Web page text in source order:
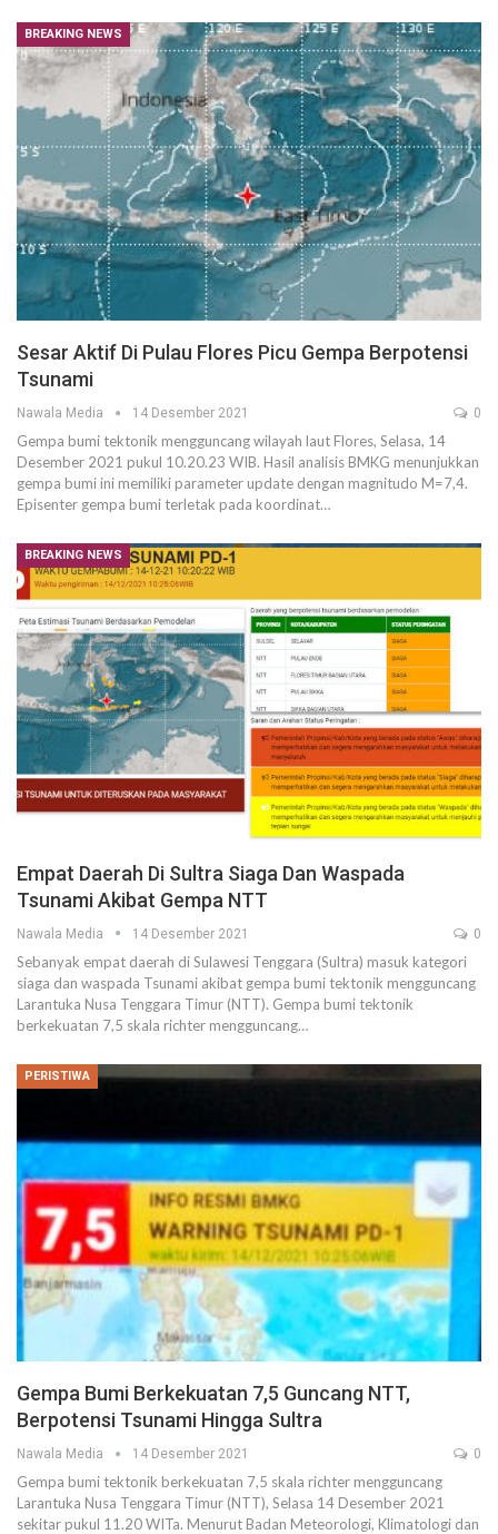
BREAKING NEWS
Sesar Aktif Di Pulau Flores Picu Gempa Berpotensi
Tsunami
Nawala Media 14 Desember 2021 0
Gempa bumi tektonik mengguncang wilayah laut Flores, Selasa, 14
Desember 2021 pukul 10.20.23 WIB. Hasil analisis BMKG menunjukkan
gempa bumi ini memiliki parameter update dengan magnitudo M=7,4.
Episenter gempa bumi terletak pada koordinat…
BREAKING NEWS
Empat Daerah Di Sultra Siaga Dan Waspada
Tsunami Akibat Gempa NTT
Nawala Media 14 Desember 2021 0
Sebanyak empat daerah di Sulawesi Tenggara (Sultra) masuk kategori
siaga dan waspada Tsunami akibat gempa bumi tektonik mengguncang
Larantuka Nusa Tenggara Timur (NTT). Gempa bumi tektonik
berkekuatan 7,5 skala richter mengguncang…
PERISTIWA
Gempa Bumi Berkekuatan 7,5 Guncang NTT,
Berpotensi Tsunami Hingga Sultra
Nawala Media 14 Desember 2021 0
Gempa bumi tektonik berkekuatan 7,5 skala richter mengguncang
Larantuka Nusa Tenggara Timur (NTT), Selasa 14 Desember 2021
sekitar pukul 11.20 WITa. Menurut Badan Meteorologi, Klimatologi dan